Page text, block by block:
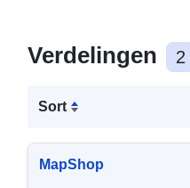
Verdelingen 2
Sort
MapShop